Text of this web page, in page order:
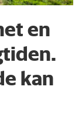
en
kan